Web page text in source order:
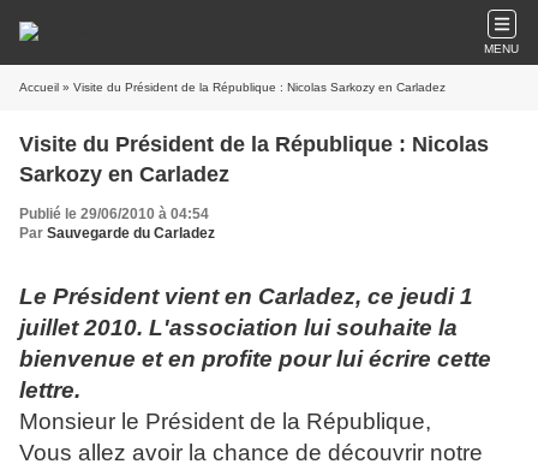
MENU
Accueil » Visite du Président de la République : Nicolas Sarkozy en Carladez
Visite du Président de la République : Nicolas
Sarkozy en Carladez
Publié le 29/06/2010 à 04:54
Par Sauvegarde du Carladez
Le Président vient en Carladez, ce jeudi 1
juillet 2010. L'association lui souhaite la
bienvenue et en profite pour lui écrire cette
lettre.
Monsieur le Président de la République,
Vous allez avoir la chance de découvrir notre